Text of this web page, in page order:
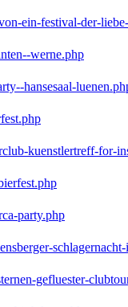
ein-festival-der-
werne.php
hansesaal-
kuenstlertreff-for-
party.php
gefluester-